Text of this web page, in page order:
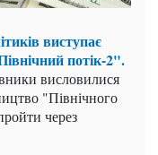
виступає
потік-2".
висловилися
"Північного
через